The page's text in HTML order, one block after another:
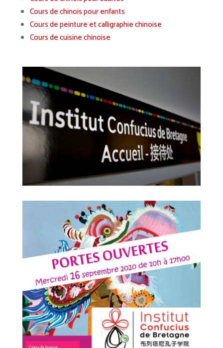
Cours de chinois pour enfants
Cours de peinture et calligraphie chinoise
Cours de cuisine chinoise